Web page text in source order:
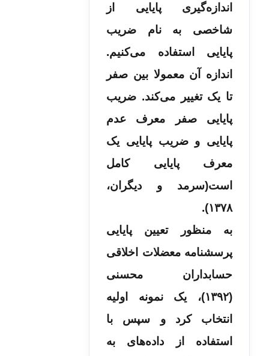
اندازه‌گیری پایایی از
شاخصی به نام ضریب
پایایی استفاده می‌کنیم.
اندازه آن معمولا بین صفر
تا یک تغییر می‌کند. ضریب
پایایی صفر معرف عدم
پایایی و ضریب پایایی یک
معرف پایایی کامل
است(سرمد و دیگران،
۱۳۷۸).
به منظور تعیین پایایی
پرسشنامه معضلات اخلاقی
حسابداران محسنی
(۱۳۹۲)، یک نمونه اولیه
انتخاب کرد و سپس با
استفاده از داده‌های به